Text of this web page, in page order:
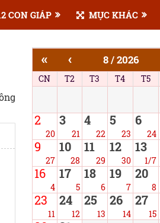
CON GIÁP MỤC KHÁC
« ‹ 8 / 2026
CN T2 T3 T4 T5
2
20
3
21
4
22
5
23
6
24
9
27
10
28
11
29
12
30
13
1/7
16
4
17
5
18
6
19
7
20
8
23
11
24
12
25
13
26
14
27
15